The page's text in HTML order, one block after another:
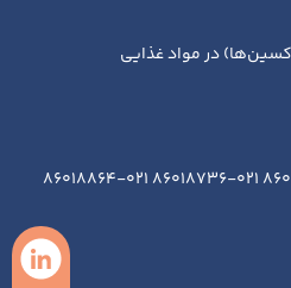
در مواد غذایی
تلفن : 021-86018760 021-86018741 021-86018736 021-86018864